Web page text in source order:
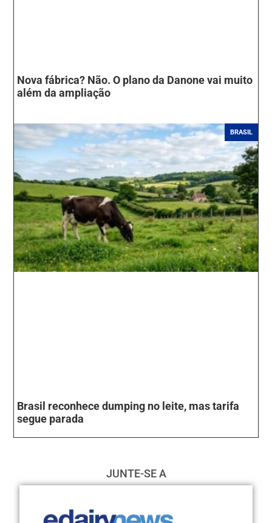
Nova fábrica? Não. O plano da Danone vai muito
além da ampliação
BRASIL
Brasil reconhece dumping no leite, mas tarifa
segue parada
JUNTE-SE A